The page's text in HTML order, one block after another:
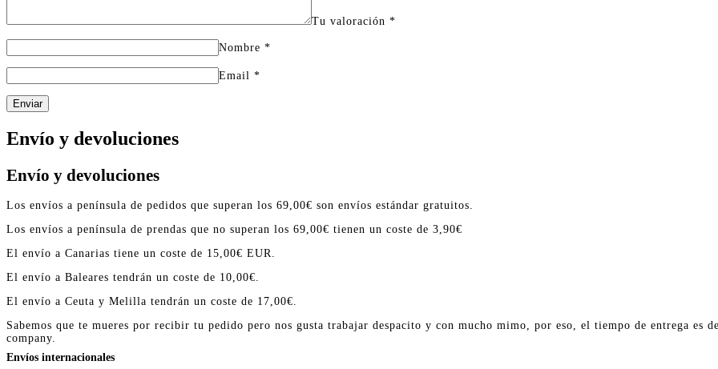
Tu valoración *
Nombre *
Email *
Enviar
Envío y devoluciones
Envío y devoluciones
Los envíos a península de pedidos que superan los 69,00€ son envíos estándar gratuitos.
Los envíos a península de prendas que no superan los 69,00€ tienen un coste de 3,90€
El envío a Canarias tiene un coste de 15,00€ EUR.
El envío a Baleares tendrán un coste de 10,00€.
El envío a Ceuta y Melilla tendrán un coste de 17,00€.
Sabemos que te mueres por recibir tu pedido pero nos gusta trabajar despacito y con mucho mimo, por eso, el tiempo de entrega es
company.
Envíos internacionales